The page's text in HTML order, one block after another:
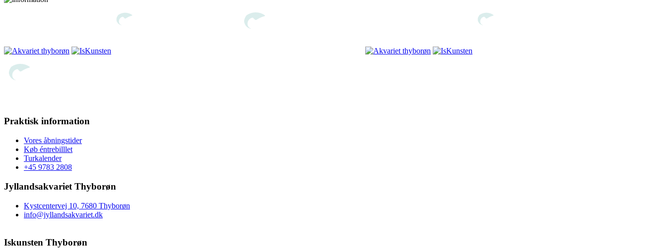
Praktisk information
Vores åbningstider
Køb éntrebilllet
Turkalender
+45 9783 2808
Jyllandsakvariet Thyborøn
Kystcentervej 10, 7680 Thyborøn
info@jyllandsakvariet.dk
Iskunsten Thyborøn